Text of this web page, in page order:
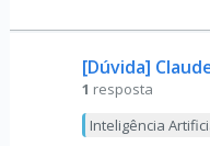
[Dúvida]
1 resposta
Inteligência